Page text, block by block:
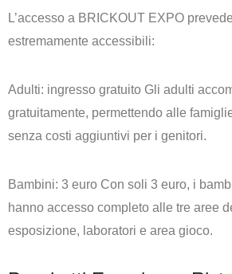
L’accesso a BRICKOUT EXPO
estremamente accessibili:
Adulti: ingresso gratuito Gli adulti
gratuitamente, permettendo alle
senza costi aggiuntivi per i genitori.
Bambini: 3 euro Con soli 3 euro, i
hanno accesso completo alle tre aree
esposizione, laboratori e area gioco.